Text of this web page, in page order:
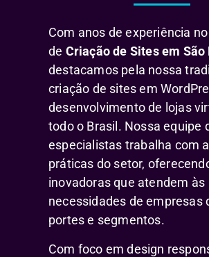
Com anos de experiência
de Criação de Sites em São
destacamos pela nossa
criação de sites em
desenvolvimento de lojas
todo o Brasil. Nossa equipe
especialistas trabalha com
práticas do setor,
inovadoras que atendem às
necessidades de empresas
portes e segmentos.
Com foco em design